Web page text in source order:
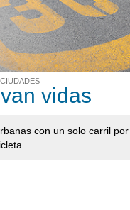
vidas
con un solo carril